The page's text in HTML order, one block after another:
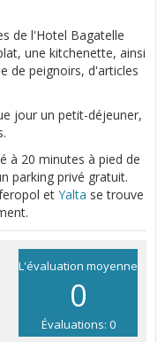
de l'Hotel Bagatelle
une kitchenette, ainsi
de peignoirs, d'articles
jour un petit-déjeuner,
à 20 minutes à pied de
parking privé gratuit.
et Yalta se trouve
L'évaluation moyenne
0
Évaluations: 0